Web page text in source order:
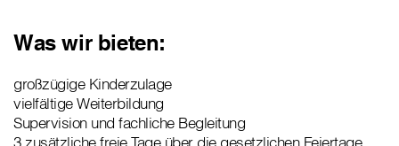
Was wir bieten:
großzügige Kinderzulage
vielfältige Weiterbildung
Supervision und fachliche Begleitung